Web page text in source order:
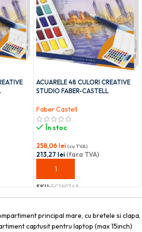
ACUARELE 48 CULORI CREATIVE
STUDIO FABER-CASTELL
Faber Castell
În stoc
258,06 lei (cu TVA)
213,27 lei (fara TVA)
ADAUGĂ ÎN COȘ
SKU:FC169748
principal mare, cu bretele si clapa,
captusit pentru laptop (max 15inch)